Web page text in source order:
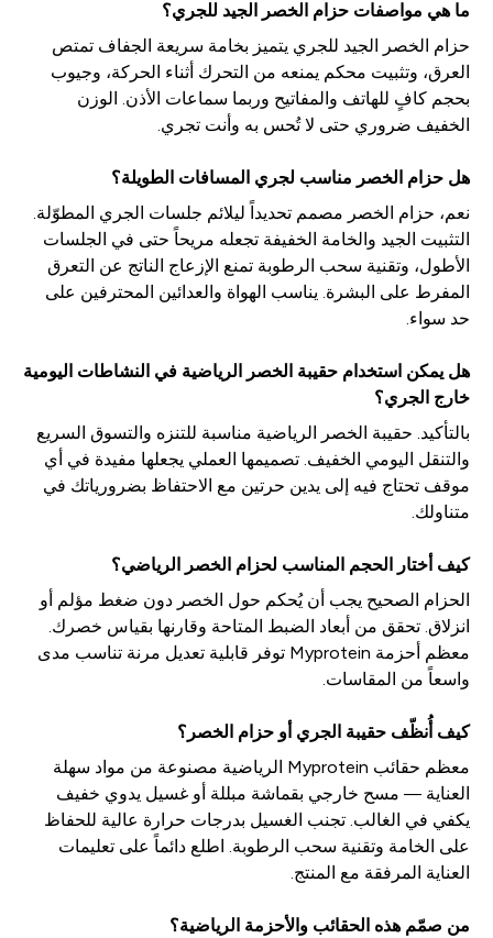
ما هي مواصفات حزام الخصر الجيد للجري؟
حزام الخصر الجيد للجري يتميز بخامة سريعة الجفاف تمتص
العرق، وتثبيت محكم يمنعه من التحرك أثناء الحركة، وجيوب
بحجم كافٍ للهاتف والمفاتيح وربما سماعات الأذن. الوزن
الخفيف ضروري حتى لا تُحس به وأنت تجري.
هل حزام الخصر مناسب لجري المسافات الطويلة؟
نعم، حزام الخصر مصمم تحديداً ليلائم جلسات الجري المطوّلة.
التثبيت الجيد والخامة الخفيفة تجعله مريحاً حتى في الجلسات
الأطول، وتقنية سحب الرطوبة تمنع الإزعاج الناتج عن التعرق
المفرط على البشرة. يناسب الهواة والعدائين المحترفين على
حد سواء.
هل يمكن استخدام حقيبة الخصر الرياضية في النشاطات اليومية
خارج الجري؟
بالتأكيد. حقيبة الخصر الرياضية مناسبة للتنزه والتسوق السريع
والتنقل اليومي الخفيف. تصميمها العملي يجعلها مفيدة في أي
موقف تحتاج فيه إلى يدين حرتين مع الاحتفاظ بضرورياتك في
متناولك.
كيف أختار الحجم المناسب لحزام الخصر الرياضي؟
الحزام الصحيح يجب أن يُحكم حول الخصر دون ضغط مؤلم أو
انزلاق. تحقق من أبعاد الضبط المتاحة وقارنها بقياس خصرك.
معظم أحزمة Myprotein توفر قابلية تعديل مرنة تناسب مدى
واسعاً من المقاسات.
كيف أُنظّف حقيبة الجري أو حزام الخصر؟
معظم حقائب Myprotein الرياضية مصنوعة من مواد سهلة
العناية — مسح خارجي بقماشة مبللة أو غسيل يدوي خفيف
يكفي في الغالب. تجنب الغسيل بدرجات حرارة عالية للحفاظ
على الخامة وتقنية سحب الرطوبة. اطلع دائماً على تعليمات
العناية المرفقة مع المنتج.
من صمّم هذه الحقائب والأحزمة الرياضية؟